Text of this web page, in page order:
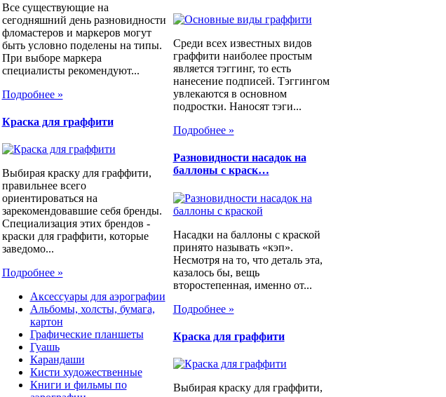
Все существующие на
сегодняшний день разновидности
фломастеров и маркеров могут
быть условно поделены на типы.
При выборе маркера
специалисты рекомендуют...
Подробнее »
Краска для граффити
Выбирая краску для граффити,
правильнее всего
ориентироваться на
зарекомендовавшие себя бренды.
Специализация этих брендов -
краски для граффити, которые
заведомо...
Подробнее »
Аксессуары для аэрографии
Альбомы, холсты, бумага,
картон
Графические планшеты
Гуашь
Карандаши
Кисти художественные
Книги и фильмы по
Среди всех известных видов
граффити наиболее простым
является тэггинг, то есть
нанесение подписей. Тэггингом
увлекаются в основном
подростки. Наносят тэги...
Подробнее »
Разновидности насадок на
баллоны с краск…
Насадки на баллоны с краской
принято называть «кэп».
Несмотря на то, что деталь эта,
казалось бы, вещь
второстепенная, именно от...
Подробнее »
Краска для граффити
Выбирая краску для граффити,